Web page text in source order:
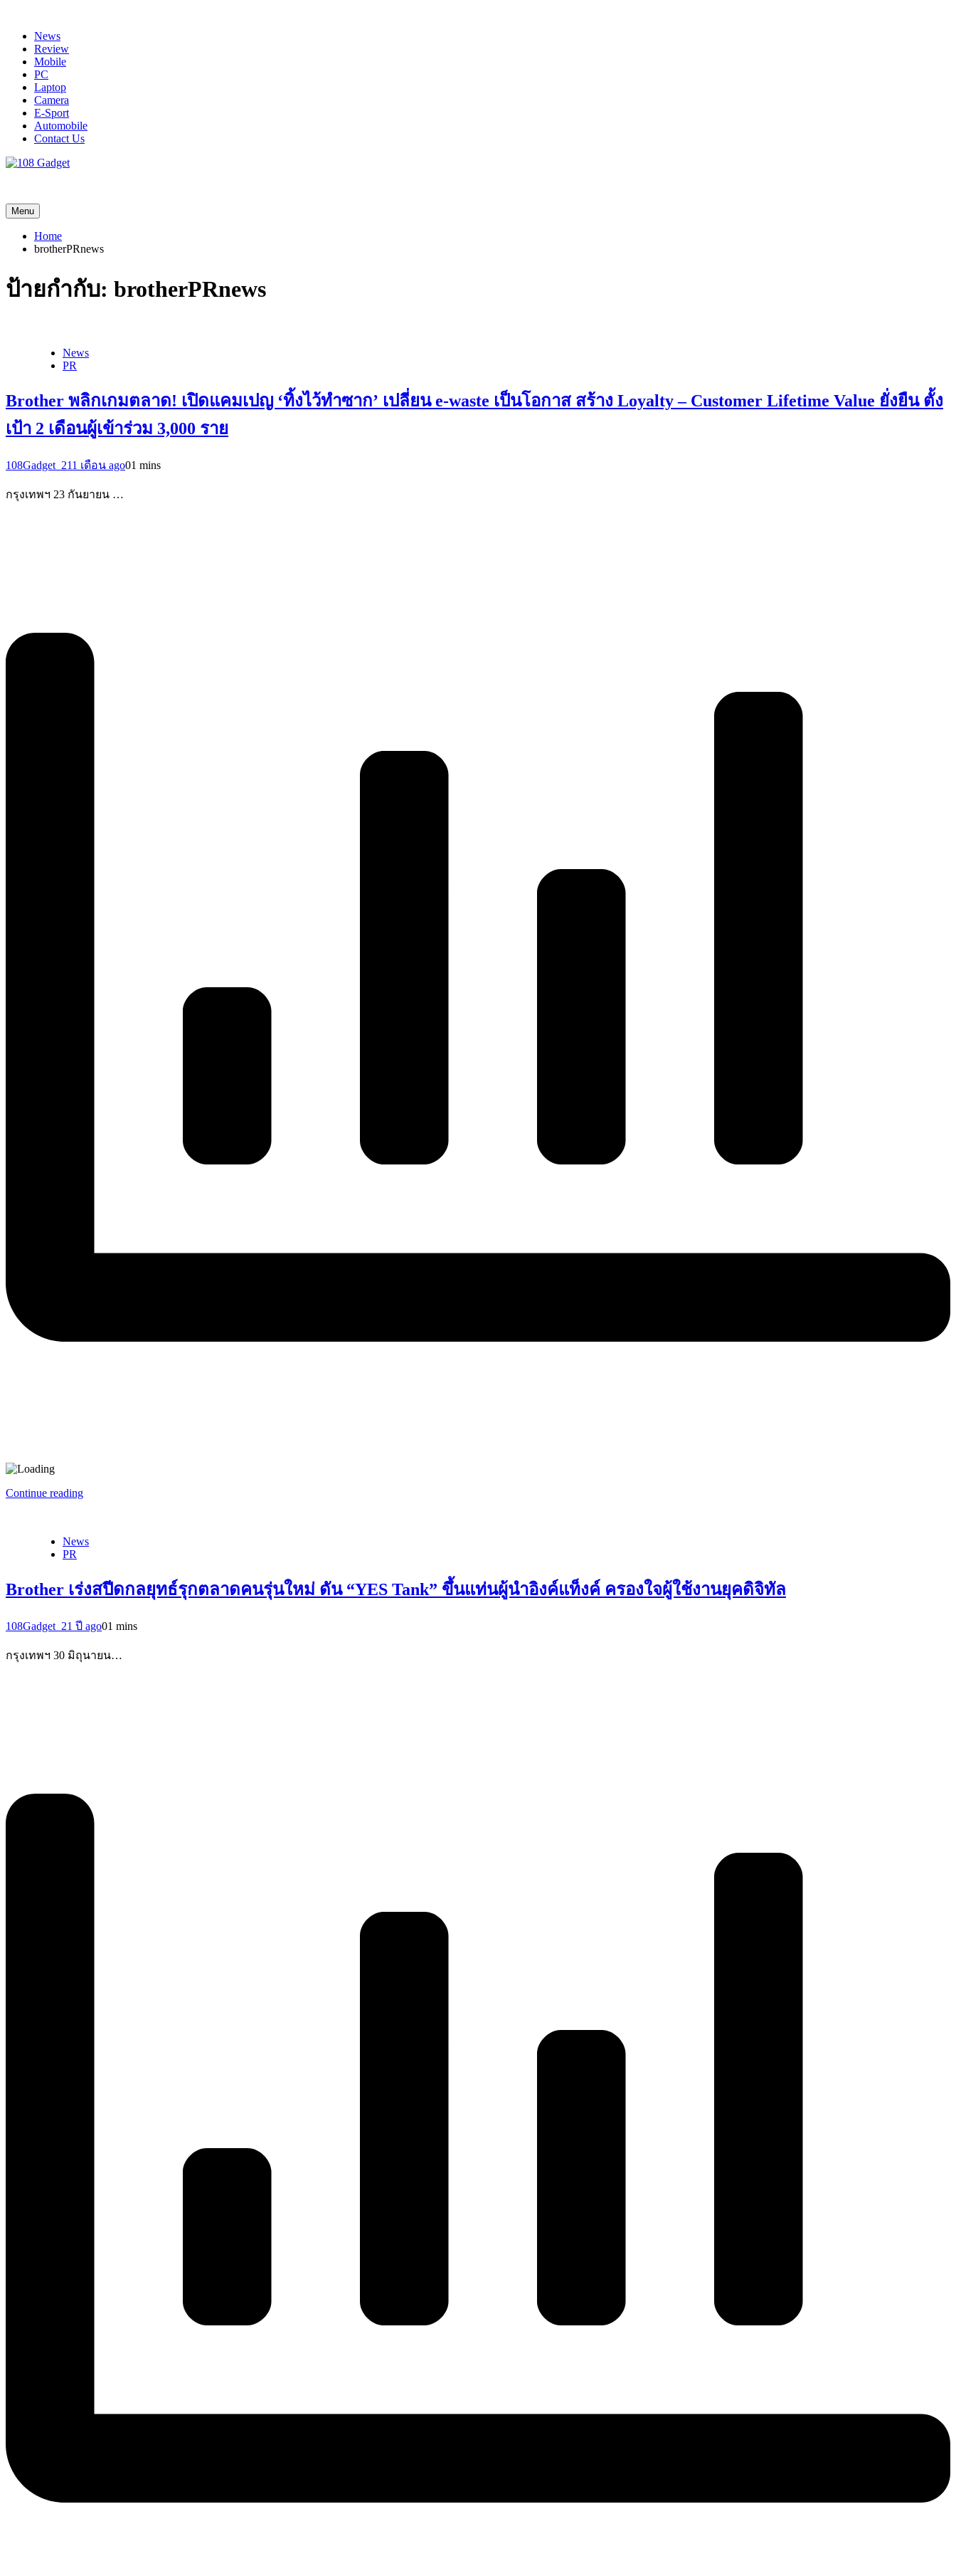
contentNews
Review
Mobile
PC
Laptop
Camera
E-Sport
Automobile
Contact Us
Menu
Home
brotherPRnews
ป้ายกำกับ: brotherPRnews
News
PR
Brother พลิกเกมตลาด! เปิดแคมเปญ ‘ทิ้งไว้ทำซาก’ เปลี่ยน e-waste เป็นโอกาส สร้าง Loyalty – Customer Lifetime Value ยั่งยืน ตั้ง
เป้า 2 เดือนผู้เข้าร่วม 3,000 ราย
108Gadget_211 เดือน ago01 mins
กรุงเทพฯ 23 กันยายน …
Continue reading
News
PR
Brother เร่งสปีดกลยุทธ์รุกตลาดคนรุ่นใหม่ ดัน “YES Tank” ขึ้นแท่นผู้นำอิงค์แท็งค์ ครองใจผู้ใช้งานยุคดิจิทัล
108Gadget_21 ปี ago01 mins
กรุงเทพฯ 30 มิถุนายน…